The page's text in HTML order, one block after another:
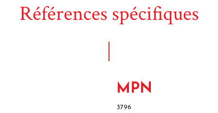
Références spécifiques
MPN
3796